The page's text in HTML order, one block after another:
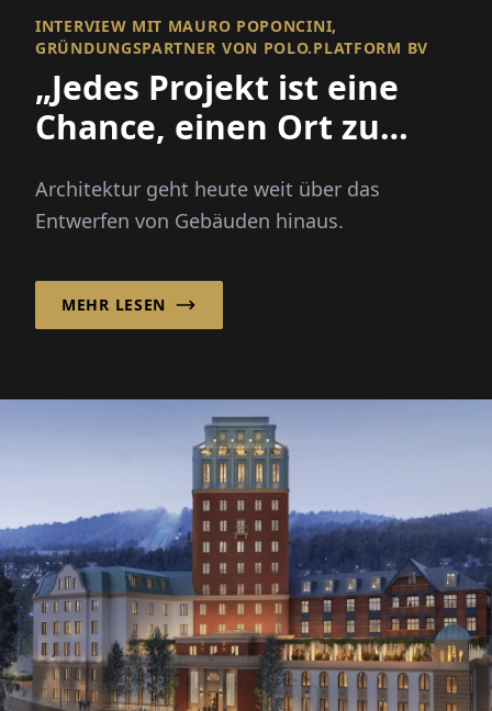
INTERVIEW MIT MAURO POPONCINI,
GRÜNDUNGSPARTNER VON POLO.PLATFORM BV
„Jedes Projekt ist eine
Chance, einen Ort zu
Gemeinschaft zu
Architektur geht heute weit über das
Entwerfen von Gebäuden hinaus.
MEHR LESEN